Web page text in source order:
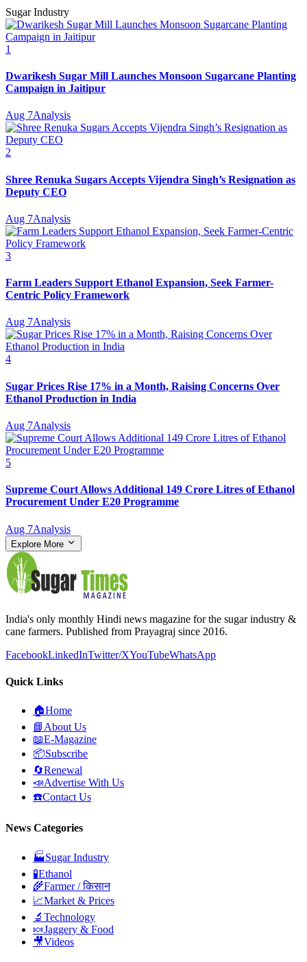
Sugar Industry
1
Dwarikesh Sugar Mill Launches Monsoon Sugarcane Planting
Campaign in Jaitipur
Aug 7Analysis
2
Shree Renuka Sugars Accepts Vijendra Singh’s Resignation as
Deputy CEO
Aug 7Analysis
3
Farm Leaders Support Ethanol Expansion, Seek Farmer-
Centric Policy Framework
Aug 7Analysis
4
Sugar Prices Rise 17% in a Month, Raising Concerns Over
Ethanol Production in India
Aug 7Analysis
5
Supreme Court Allows Additional 149 Crore Litres of Ethanol
Procurement Under E20 Programme
Aug 7Analysis
Explore More
India's only monthly Hindi news magazine for the sugar industry &
cane farmers. Published from Prayagraj since 2016.
FacebookLinkedInTwitter/XYouTubeWhatsApp
Quick Links
🏠Home
📘 About Us
📖E-Magazine
📦Subscribe
🔄Renewal
📣Advertise With Us
☎️Contact Us
News Categories
🏭Sugar Industry
🧪Ethanol
🌾Farmer / किसान
📈Market & Prices
🔬 Technology
🍬Jaggery & Food
🎥Videos